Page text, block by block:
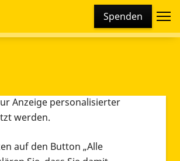
Spenden
setzt verschiedene Cookies und
Dies beinhaltet Cookies und
Anzeige personalisierter
werden.
auf den Button „Alle